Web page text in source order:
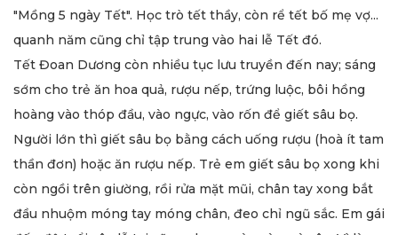
"Mồng 5 ngày Tết". Học trò tết thầy, còn rể tết bố mẹ vợ...
quanh năm cũng chỉ tập trung vào hai lễ Tết đó.
Tết Đoan Dương còn nhiều tục lưu truyền đến nay; sáng
sớm cho trẻ ăn hoa quả, rượu nếp, trứng luộc, bôi hồng
hoàng vào thóp đầu, vào ngực, vào rốn để giết sâu bọ.
Người lớn thì giết sâu bọ bằng cách uống rượu (hoà ít tam
thần đơn) hoặc ăn rượu nếp. Trẻ em giết sâu bọ xong khi
còn ngồi trên giường, rồi rửa mặt mũi, chân tay xong bắt
đầu nhuộm móng tay móng chân, đeo chỉ ngũ sắc. Em gái